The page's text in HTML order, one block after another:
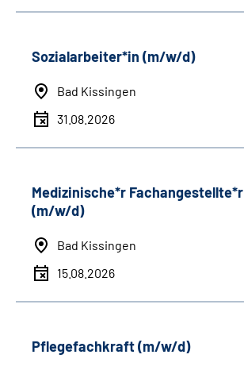
Sozialarbeiter*in (m/w/d)
Bad Kissingen
31.08.2026
Medizinische*r Fachangestellte*r
(m/w/d)
Bad Kissingen
15.08.2026
Pflegefachkraft (m/w/d)